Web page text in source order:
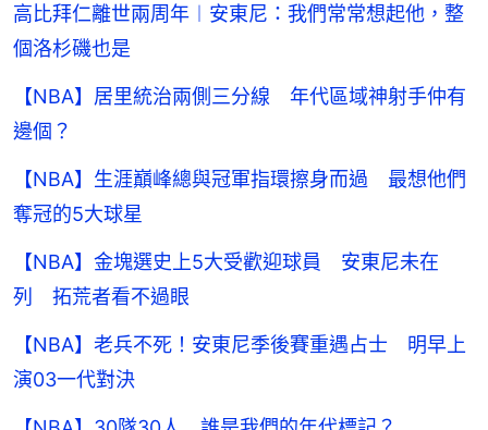
高比拜仁離世兩周年︱安東尼：我們常常想起他，整
個洛杉磯也是
【NBA】居里統治兩側三分線 年代區域神射手仲有
邊個？
【NBA】生涯巔峰總與冠軍指環擦身而過 最想他們
奪冠的5大球星
【NBA】金塊選史上5大受歡迎球員 安東尼未在
列 拓荒者看不過眼
【NBA】老兵不死！安東尼季後賽重遇占士 明早上
演03一代對決